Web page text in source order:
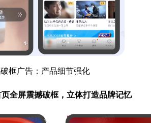
框广告：产品细节强化
全屏震撼破框，立体打造品牌记忆